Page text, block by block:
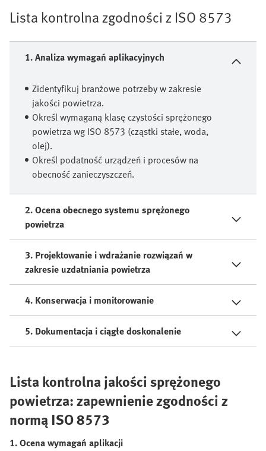
Lista kontrolna zgodności z ISO 8573
1. Analiza wymagań aplikacyjnych
Zidentyfikuj branżowe potrzeby w zakresie
jakości powietrza.
Określ wymaganą klasę czystości sprężonego
powietrza wg ISO 8573 (cząstki stałe, woda,
olej).
Określ podatność urządzeń i procesów na
obecność zanieczyszczeń.
2. Ocena obecnego systemu sprężonego
powietrza
3. Projektowanie i wdrażanie rozwiązań w
zakresie uzdatniania powietrza
4. Konserwacja i monitorowanie
5. Dokumentacja i ciągłe doskonalenie
Lista kontrolna jakości sprężonego
powietrza: zapewnienie zgodności z
normą ISO 8573
1. Ocena wymagań aplikacji